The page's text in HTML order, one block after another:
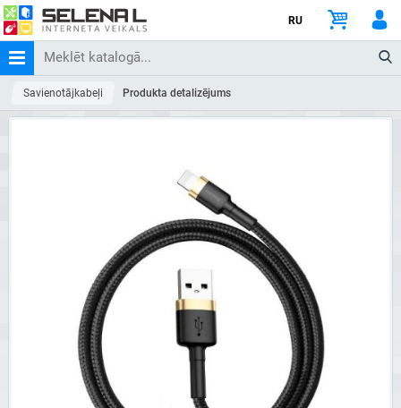
RU
Savienotājkabeļi Produkta detalizējums